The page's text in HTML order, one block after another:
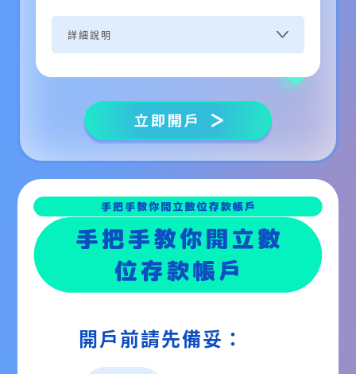
詳細說明
開戶前請先備妥：